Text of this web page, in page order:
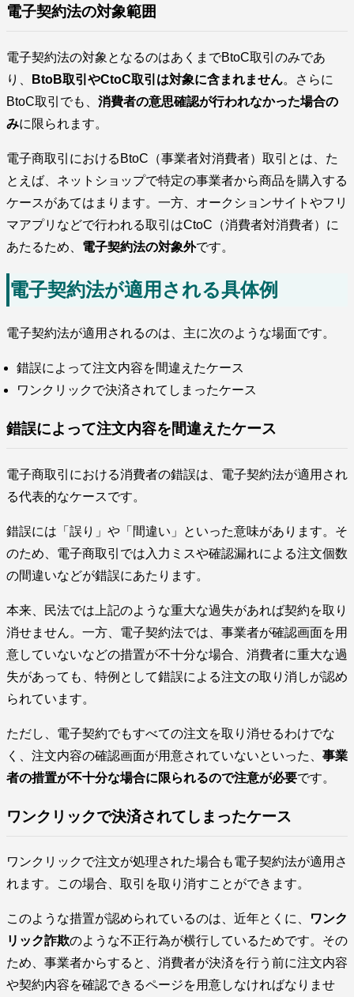
電子契約法の対象範囲
電子契約法の対象となるのはあくまでBtoC取引のみであ
り、
BtoB取引やCtoC取引は対象に含まれません。さらに
BtoC取引でも、 消費者の意思確認が行われなかった場合の
みに限られます。
電子商取引におけるBtoC（事業者対消費者）取引とは、た
とえば、ネットショップで特定の事業者から商品を購入する
ケースがあてはまります。一方、オークションサイトやフリ
マアプリなどで行われる取引はCtoC（消費者対消費者）に
あたるため、 電子契約法の対象外です。
電子契約法が適用される具体例
電子契約法が適用されるのは、主に次のような場面です。
錯誤によって注文内容を間違えたケース
ワンクリックで決済されてしまったケース
錯誤によって注文内容を間違えたケース
電子商取引における消費者の錯誤は、電子契約法が適用され
る代表的なケースです。
錯誤には「誤り」や「間違い」といった意味があります。そ
のため、電子商取引では入力ミスや確認漏れによる注文個数
の間違いなどが錯誤にあたります。
本来、民法では上記のような重大な過失があれば契約を取り
消せません。一方、電子契約法では、事業者が確認画面を用
意していないなどの措置が不十分な場合、消費者に重大な過
失があっても、特例として錯誤による注文の取り消しが認め
られています。
ただし、電子契約でもすべての注文を取り消せるわけでな
く、注文内容の確認画面が用意されていないといった、 事業
者の措置が不十分な場合に限られるので注意が必要です。
ワンクリックで決済されてしまったケース
ワンクリックで注文が処理された場合も電子契約法が適用さ
れます。この場合、取引を取り消すことができます。
このような措置が認められているのは、近年とくに、
ワンク
リック詐欺のような不正行為が横行しているためです。その
ため、事業者からすると、消費者が決済を行う前に注文内容
や契約内容を確認できるページを用意しなければなりませ